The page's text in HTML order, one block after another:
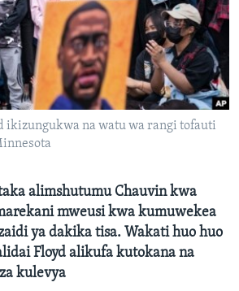
ikizungukwa na watu wa rangi tofauti
alimshutumu Chauvin kwa
mweusi kwa kumuwekea
ya dakika tisa. Wakati huo huo
Floyd alikufa kutokana na
kulevya